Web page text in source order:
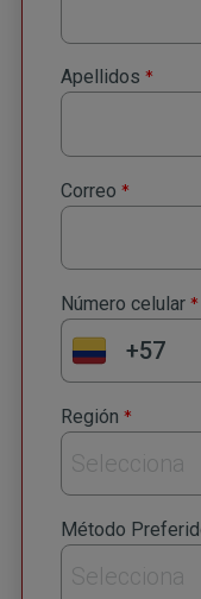
Apellidos *
Correo *
Número celular *
Región *
Selecciona
Método
Selecciona